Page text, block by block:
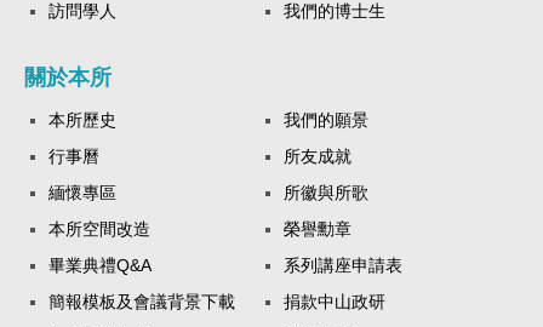
訪問學人
我們的博士生
關於本所
本所歷史
我們的願景
行事曆
所友成就
緬懷專區
所徽與所歌
本所空間改造
榮譽勳章
畢業典禮Q&A
系列講座申請表
簡報模板及會議背景下載
捐款中山政研